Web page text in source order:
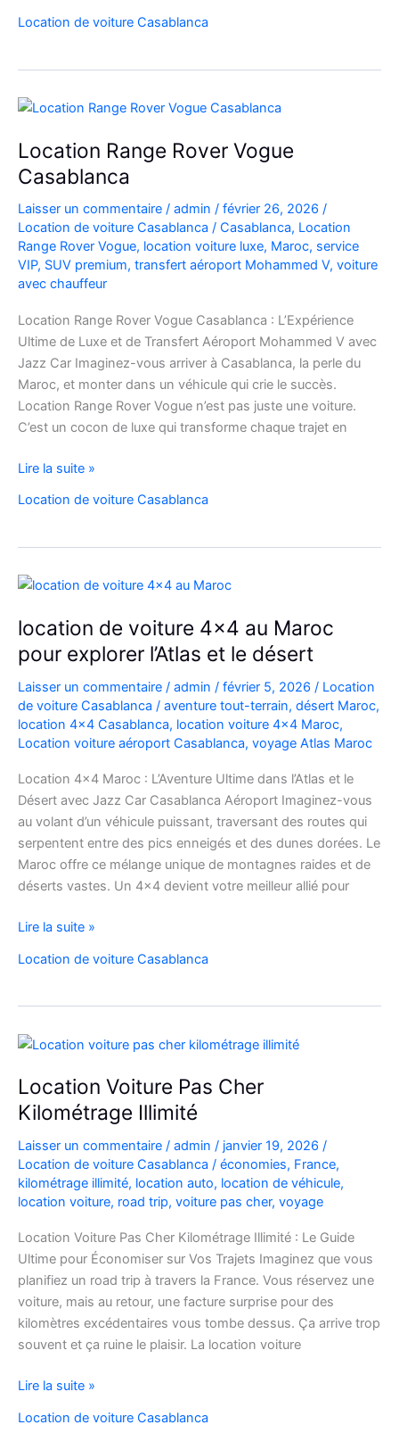
SUV
Luxe
à
l’Aéroport
Mohammed
V
Location de voiture Casablanca
Location Range Rover Vogue
Casablanca
Laisser un commentaire / admin / février 26, 2026 /
Location de voiture Casablanca / Casablanca, Location
Range Rover Vogue, location voiture luxe, Maroc, service
VIP, SUV premium, transfert aéroport Mohammed V, voiture
avec chauffeur
Location Range Rover Vogue Casablanca : L’Expérience
Ultime de Luxe et de Transfert Aéroport Mohammed V avec
Jazz Car Imaginez-vous arriver à Casablanca, la perle du
Maroc, et monter dans un véhicule qui crie le succès.
Location Range Rover Vogue n’est pas juste une voiture.
C’est un cocon de luxe qui transforme chaque trajet en
Location
Rover
Casablanca
Lire la suite »
Location de voiture Casablanca
location de voiture 4×4 au Maroc
pour explorer l’Atlas et le désert
Laisser un commentaire / admin / février 5, 2026 / Location
de voiture Casablanca / aventure tout-terrain, désert Maroc,
location 4x4 Casablanca, location voiture 4x4 Maroc,
Location voiture aéroport Casablanca, voyage Atlas Maroc
Location 4×4 Maroc : L’Aventure Ultime dans l’Atlas et le
Désert avec Jazz Car Casablanca Aéroport Imaginez-vous
au volant d’un véhicule puissant, traversant des routes qui
serpentent entre des pics enneigés et des dunes dorées. Le
Maroc offre ce mélange unique de montagnes raides et de
déserts vastes. Un 4×4 devient votre meilleur allié pour
location
voiture
au
Maroc
pour
explorer
l’Atlas
et
le
désert
Lire la suite »
Location de voiture Casablanca
Location Voiture Pas Cher
Kilométrage Illimité
Laisser un commentaire / admin / janvier 19, 2026 /
Location de voiture Casablanca / économies, France,
kilométrage illimité, location auto, location de véhicule,
location voiture, road trip, voiture pas cher, voyage
Location Voiture Pas Cher Kilométrage Illimité : Le Guide
Ultime pour Économiser sur Vos Trajets Imaginez que vous
planifiez un road trip à travers la France. Vous réservez une
voiture, mais au retour, une facture surprise pour des
kilomètres excédentaires vous tombe dessus. Ça arrive trop
souvent et ça ruine le plaisir. La location voiture
Location
Pas
Lire la suite »
Location de voiture Casablanca